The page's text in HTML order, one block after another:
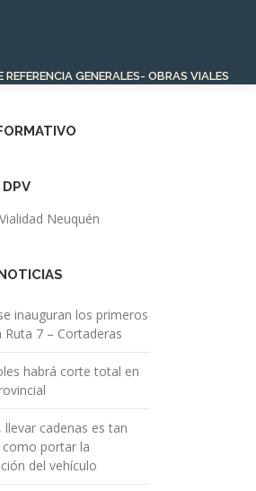
REFERENCIA GENERALES- OBRAS VIALES
Neuquén
inauguran los primeros
Ruta 7 – Cortaderas
habrá corte total en
llevar cadenas es tan
portar la
del vehículo